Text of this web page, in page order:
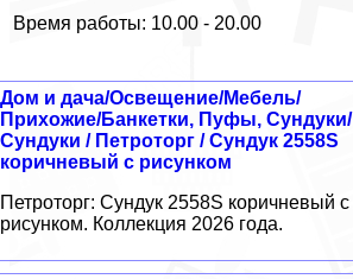
Время работы: 10.00 - 20.00
Дом и дача/Освещение/Мебель/
Прихожие/Банкетки, Пуфы, Сундуки/
Сундуки / Петроторг / Сундук 2558S
коричневый с рисунком
Петроторг: Сундук 2558S коричневый с
рисунком. Коллекция 2026 года.